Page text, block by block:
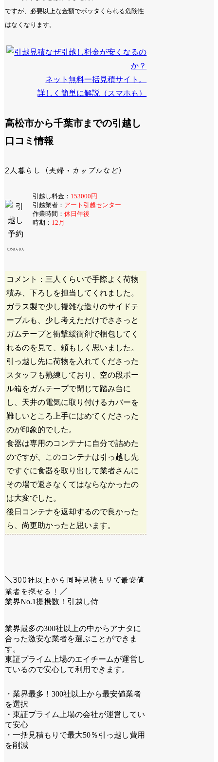
ですが、必要以上な金額でボッタくられる危険性
はなくなります。
なぜ引越し料金が安くなるの
か？
ネット無料一括見積サイト。
詳しく簡単に解説（スマホも）
高松市から千葉市までの引越し
口コミ情報
2人暮らし（夫婦・カップルなど）
ためさんさん
引越し料金： 153000円
引越業者： アート引越センター
作業時間： 休日午後
時期： 12月
コメント：三人くらいで手際よく荷物
積み、下ろしを担当してくれました。
ガラス製で少し複雑な造りのサイドテ
ーブルも、少し考えただけでささっと
ガムテープと衝撃緩衝剤で梱包してく
れるのを見て、頼もしく思いました。
引っ越し先に荷物を入れてくださった
スタッフも熟練しており、空の段ボー
ル箱をガムテープで閉じて踏み台に
し、天井の電気に取り付けるカバーを
難しいところ上手にはめてくださった
のが印象的でした。
食器は専用のコンテナに自分で詰めた
のですが、このコンテナは引っ越し先
ですぐに食器を取り出して業者さんに
その場で返さなくてはならなかったの
は大変でした。
後日コンテナを返却するので良かった
ら、尚更助かったと思います。
＼300社以上から同時見積もりで最安値
業者を探せる！／
業界No.1提携数！引越し侍
業界最多の300社以上の中からアナタに
合った激安な業者を選ぶことができま
す。
東証プライム上場のエイチームが運営し
ているので安心して利用できます。
・業界最多！300社以上から最安値業者
を選択
・東証プライム上場の会社が運営してい
て安心
・一括見積もりで最大50％引っ越し費用
を削減